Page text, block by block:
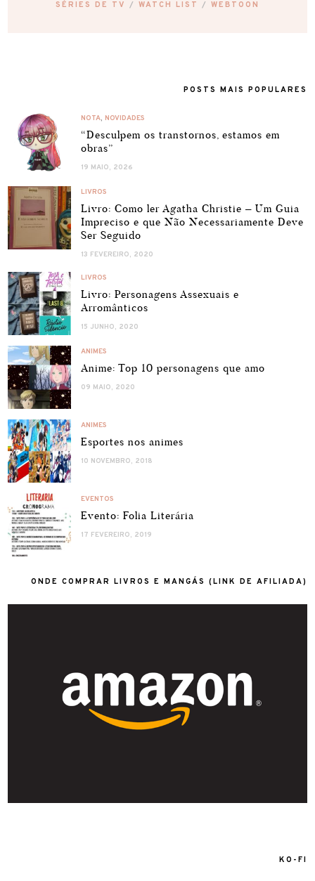
SÉRIES DE TV WATCH LIST WEBTOON
POSTS MAIS POPULARES
NOTA,NOVIDADES
“Desculpem os transtornos, estamos em
obras”
19 MAIO, 2026
LIVROS
Livro: Como ler Agatha Christie – Um Guia
Impreciso e que Não Necessariamente Deve
Ser Seguido
13 FEVEREIRO, 2020
LIVROS
Livro: Personagens Assexuais e
Arromânticos
15 JUNHO, 2020
ANIMES
Anime: Top 10 personagens que amo
09 MAIO, 2020
ANIMES
Esportes nos animes
10 NOVEMBRO, 2018
EVENTOS
Evento: Folia Literária
17 FEVEREIRO, 2019
ONDE COMPRAR LIVROS E MANGÁS (LINK DE AFILIADA)
KO-FI